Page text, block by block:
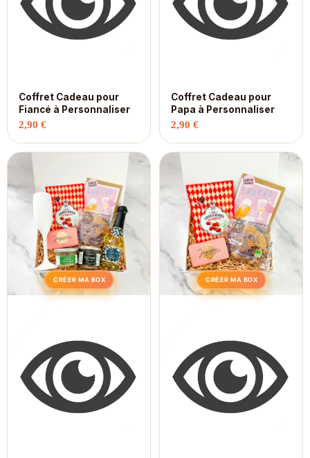
Coffret Cadeau pour
Fiancé à Personnaliser
2,90 €
Coffret Cadeau pour
Papa à Personnaliser
2,90 €
CRÉER MA BOX CRÉER MA BOX